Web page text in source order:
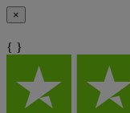
×
{ }